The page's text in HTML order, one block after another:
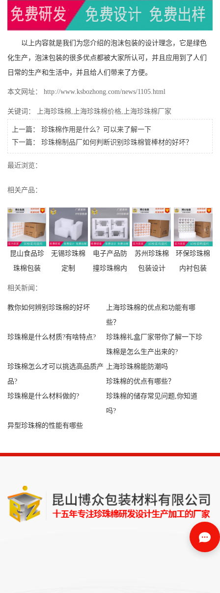
以上内容就是我们为您介绍的泡沫包装的设计理念，它是绿色
化生产，泡沫包装的很多优点都被大家所认可，并且应用到了人们
日常的生产和生活中，并且给人们带来了方便。
本文网址： http://www.ksbozhong.com/news/1105.html
关键词： 上海珍珠棉, 上海珍珠棉价格, 上海珍珠棉厂家
上一篇： 珍珠棉作用是什么？可以来了解一下
下一篇：
珍珠棉制品厂如何判断识别珍珠棉管棒材的好坏？
最近浏览：
相关产品：
昆山食品珍
珠棉包装
无锡珍珠棉
定制
电子产品防
撞珍珠棉内
苏州珍珠棉
包装设计
环保珍珠棉
内衬包装
相关新闻：
教你如何辨别珍珠棉的好坏
上海珍珠棉的优点和功能有哪
些？
珍珠棉是什么材质?有啥特点?
珍珠棉礼盒厂家带你了解一下珍
珠棉是怎么生产出来的?
珍珠棉怎么才可以挑选高品质产
品?
上海珍珠棉能防潮吗
珍珠棉的优点有哪些？
珍珠棉是什么材料做的?
珍珠棉的储存常见问题,你知道
吗?
异型珍珠棉的性能有哪些